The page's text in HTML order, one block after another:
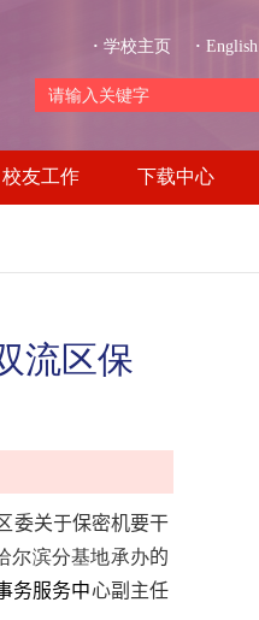
· 学校主页 · English
校友工作 下载中心
流区保
委关于保密机要干
尔滨分基地承办的
务服务中心副主任